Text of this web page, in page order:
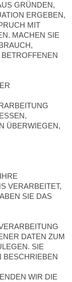
GRÜNDEN,
ERGEBEN,
MIT
MACHEN SIE
ÜBERWIEGEN,
VERARBEITET,
SIE DAS
DATEN ZUM
SIE
BESCHRIEBEN
WIR DIE